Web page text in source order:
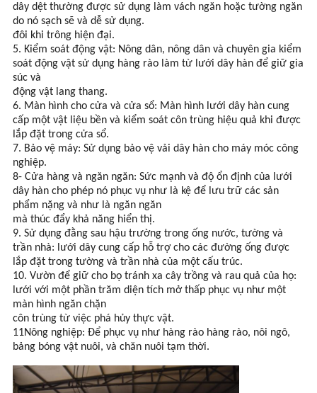
dây dệt thường được sử dụng làm vách ngăn hoặc tường ngăn
do nó sạch sẽ và dễ sử dụng.
đôi khi trông hiện đại.
5. Kiểm soát động vật: Nông dân, nông dân và chuyên gia kiểm
soát động vật sử dụng hàng rào làm từ lưới dây hàn để giữ gia
súc và
động vật lang thang.
6. Màn hình cho cửa và cửa sổ: Màn hình lưới dây hàn cung
cấp một vật liệu bền và kiểm soát côn trùng hiệu quả khi được
lắp đặt trong cửa sổ.
7. Bảo vệ máy: Sử dụng bảo vệ vải dây hàn cho máy móc công
nghiệp.
8- Cửa hàng và ngăn ngăn: Sức mạnh và độ ổn định của lưới
dây hàn cho phép nó phục vụ như là kệ để lưu trữ các sản
phẩm nặng và như là ngăn ngăn
mà thúc đẩy khả năng hiển thị.
9. Sử dụng đằng sau hậu trường trong ống nước, tường và
trần nhà: lưới dây cung cấp hỗ trợ cho các đường ống được
lắp đặt trong tường và trần nhà của một cấu trúc.
10. Vườn để giữ cho bọ tránh xa cây trồng và rau quả của họ:
lưới với một phần trăm diện tích mở thấp phục vụ như một
màn hình ngăn chặn
côn trùng từ việc phá hủy thực vật.
11Nông nghiệp: Để phục vụ như hàng rào hàng rào, nôi ngô,
bảng bóng vật nuôi, và chăn nuôi tạm thời.